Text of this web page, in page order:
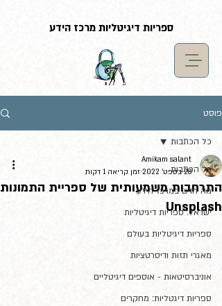
ספריות דיגיטליות מרכז הידע
פוסט
כל הכתבות
מה חדש במרכז הידע
ישראל: ספריות דיגיטליות
ספריות דיגיטליות בעולם
מאגרי תזות ודיסרטציות
אוניברסיטאות - אוספים דיגיטליים
ספריות דיגטליות: מחקרים
כל הכתבות
התרחבות משמעותית של ספריית התמונות
Unsplash
Amikam salant
28 בספט׳ 2022
זמן קריאה 1 דקות